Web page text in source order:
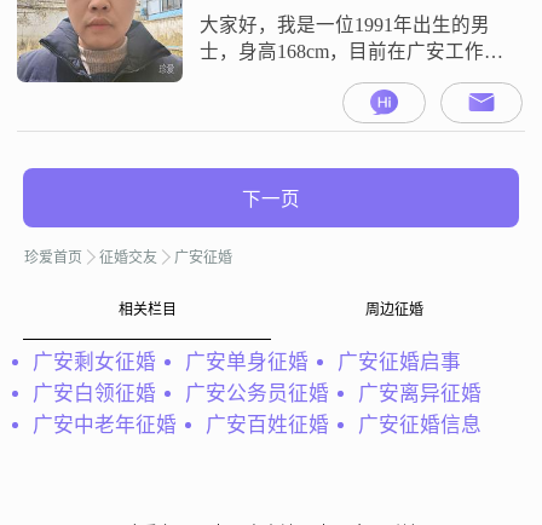
往后相处不存在难缠的婆媳矛盾，
不用夹在中间左右为难，两
大家好，我是一位1991年出生的男
士，身高168cm，目前在广安工作
##3002##我的月收入在8001到12000
元之间，学历是高中及以下
##3002##我性格稳重可靠，特别注
去探寻各种美食，也爱玩电子游
这些活动能让生
下一页
珍爱首页 征婚交友 广安征婚
相关栏目 周边征婚
广安剩女征婚 广安单身征婚
广安征婚启事
广安白领征婚
广安公务员征婚
广安离异征婚
广安中老年征婚
广安百姓征婚 广安征婚信息